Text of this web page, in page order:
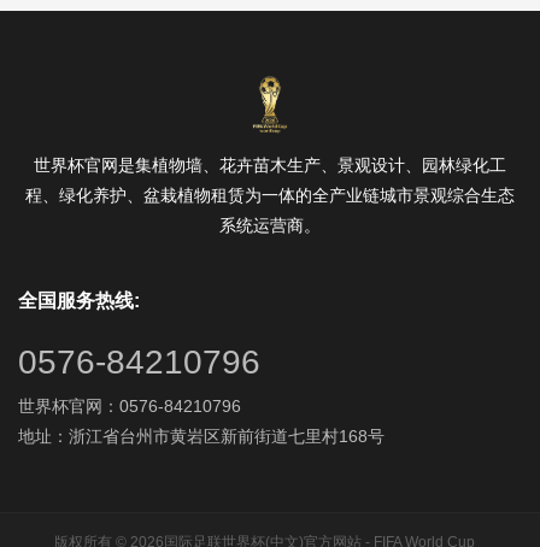
世界杯官网是集植物墙、花卉苗木生产、景观设计、园林绿化工
程、绿化养护、盆栽植物租赁为一体的全产业链城市景观综合生态
系统运营商。
全国服务热线:
0576-84210796
世界杯官网：0576-84210796
地址：浙江省台州市黄岩区新前街道七里村168号
版权所有 © 2026国际足联世界杯(中文)官方网站 - FIFA World Cup